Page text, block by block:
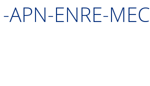
ENRE-MEC